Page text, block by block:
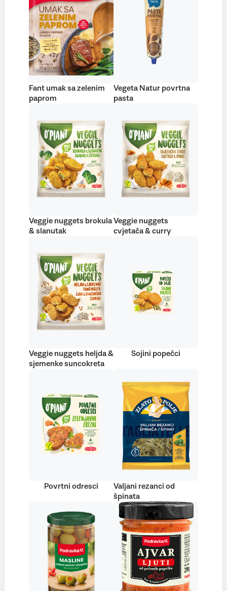
Fant umak sa zelenim
paprom
Vegeta Natur povrtna
pasta
Veggie nuggets brokula
& slanutak
Veggie nuggets
cvjetača & curry
Veggie nuggets heljda &
sjemenke suncokreta
Sojini popečci
Povrtni odresci
Valjani rezanci od
špinata